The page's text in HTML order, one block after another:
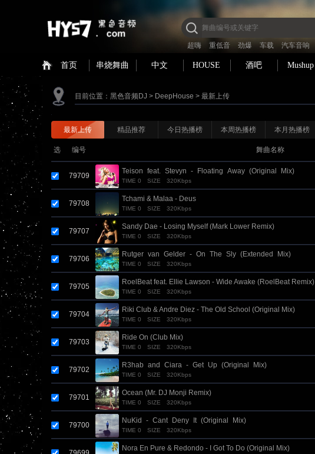
超嗨 重低音 劲爆 车载 汽车音响
首页 串烧舞曲 中文 HOUSE 酒吧 Mushup
目前位置： 黑色音频DJ > DeepHouse > 最新上传
最新上传 精品推荐 今日热播榜 本周热播榜 本月热播榜
选 编号 舞曲名称
79709
Teison_feat._Stevyn_-_Floating_Away_(Original_Mix)
TIME 0 SIZE 320Kbps
79708
Tchami & Malaa - Deus
TIME 0 SIZE 320Kbps
79707
Sandy Dae - Losing Myself (Mark Lower Remix)
TIME 0 SIZE 320Kbps
79706
Rutger_van_Gelder_-_On_The_Sly_(Extended_Mix)_
TIME 0 SIZE 320Kbps
79705
RoelBeat feat. Ellie Lawson - Wide Awake (RoelBeat Remix)
TIME 0 SIZE 320Kbps
79704
Riki Club & Andre Diez - The Old School (Original Mix)
TIME 0 SIZE 320Kbps
79703
Ride On (Club Mix)
TIME 0 SIZE 320Kbps
79702
R3hab_and_Ciara_-_Get_Up_(Original_Mix)
TIME 0 SIZE 320Kbps
79701
Ocean (Mr. DJ Monji Remix)
TIME 0 SIZE 320Kbps
79700
NuKid_-_Cant_Deny_It_(Original_Mix)
TIME 0 SIZE 320Kbps
Nora En Pure & Redondo - I Got To Do (Original Mix)